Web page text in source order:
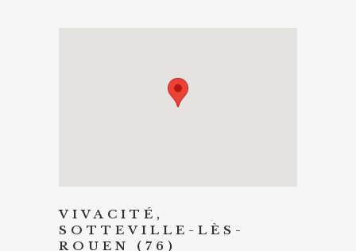
VIVACITÉ,
SOTTEVILLE-LÈS-
ROUEN (76)